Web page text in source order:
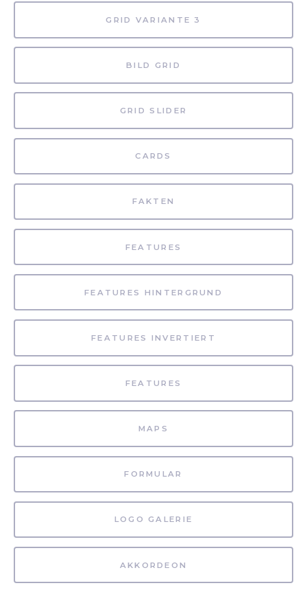
GRID VARIANTE 3
BILD GRID
GRID SLIDER
CARDS
FAKTEN
FEATURES
FEATURES HINTERGRUND
FEATURES INVERTIERT
FEATURES
MAPS
FORMULAR
LOGO GALERIE
AKKORDEON